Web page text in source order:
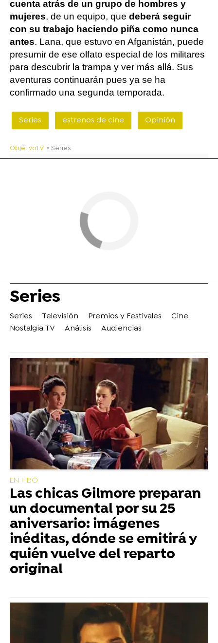
cuenta atrás de un grupo de hombres y
mujeres, de un equipo, que deberá seguir
con su trabajo haciendo piña como nunca
antes. Lana, que estuvo en Afganistán, puede
presumir de ese olfato especial de los militares
para descubrir la trampa y ver más allá. Sus
aventuras continuarán pues ya se ha
confirmado una segunda temporada.
Series estrenos de cine Opinión
ObjetivoTV » Series
Series
Series Televisión Premios y Festivales
Cine
Nostalgia TV
Análisis Audiencias
EN HBO
Las chicas Gilmore preparan
un documental por su 25
aniversario: imágenes
inéditas, dónde se emitirá y
quién vuelve del reparto
original